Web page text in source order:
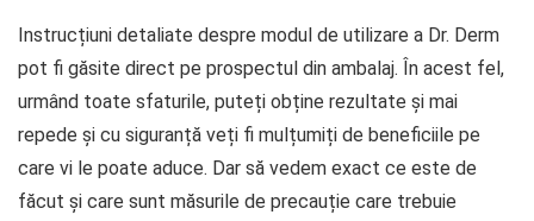
Instrucțiuni detaliate despre modul de utilizare a Dr. Derm
pot fi găsite direct pe prospectul din ambalaj. În acest fel,
urmând toate sfaturile, puteți obține rezultate și mai
repede și cu siguranță veți fi mulțumiți de beneficiile pe
care vi le poate aduce. Dar să vedem exact ce este de
făcut și care sunt măsurile de precauție care trebuie